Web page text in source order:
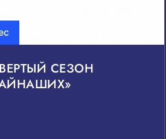
Показать
СЕЗОН